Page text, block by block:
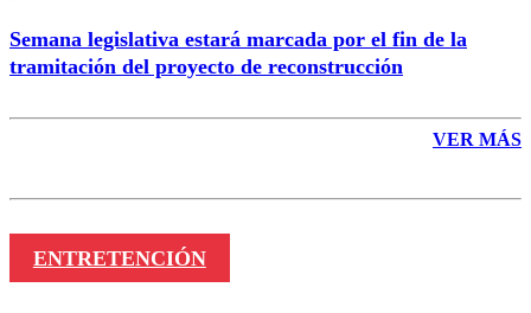
Semana legislativa estará marcada por el fin de la
tramitación del proyecto de reconstrucción
VER MÁS
ENTRETENCIÓN